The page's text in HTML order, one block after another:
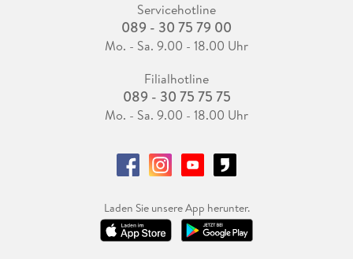
Servicehotline
089 - 30 75 79 00
Mo. - Sa. 9.00 - 18.00 Uhr
Filialhotline
089 - 30 75 75 75
Mo. - Sa. 9.00 - 18.00 Uhr
Laden Sie unsere App herunter.